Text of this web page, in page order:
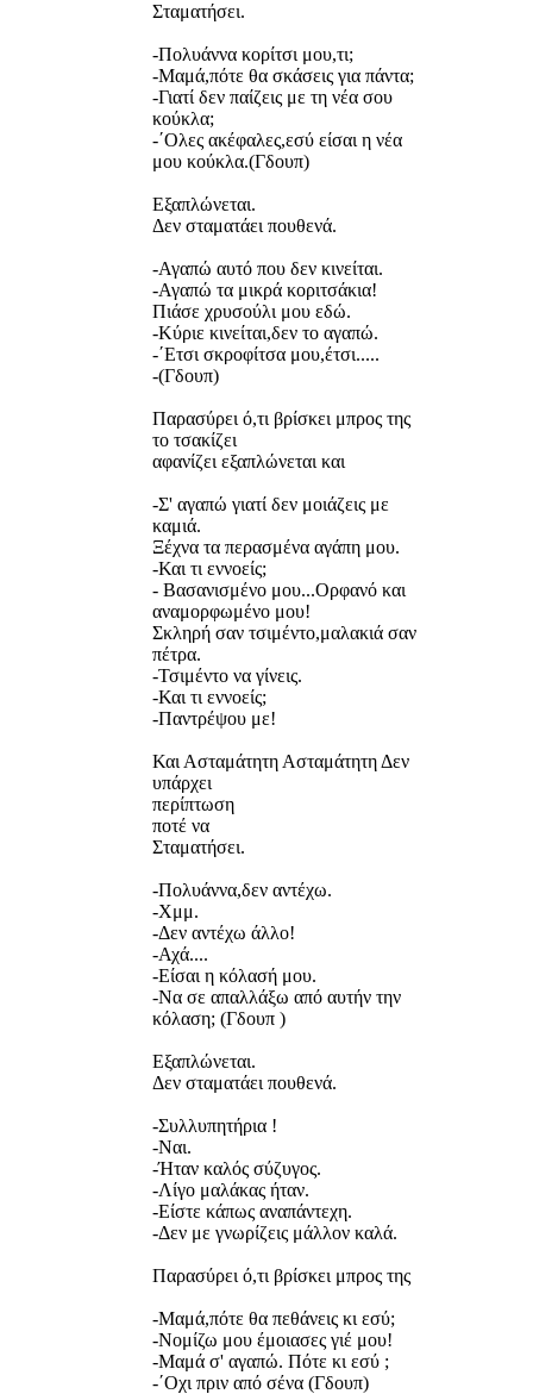
Σταματήσει.
-Πολυάννα κορίτσι μου,τι;
-Mαμά,πότε θα σκάσεις για πάντα;
-Γιατί δεν παίζεις με τη νέα σου
κούκλα;
-΄Ολες ακέφαλες,εσύ είσαι η νέα
μου κούκλα.(Γδουπ)
Εξαπλώνεται.
Δεν σταματάει πουθενά.
-Αγαπώ αυτό που δεν κινείται.
-Αγαπώ τα μικρά κοριτσάκια!
Πιάσε χρυσούλι μου εδώ.
-Κύριε κινείται,δεν το αγαπώ.
-΄Ετσι σκροφίτσα μου,έτσι.....
-(Γδουπ)
Παρασύρει ό,τι βρίσκει μπρος της
το τσακίζει
αφανίζει εξαπλώνεται και
-Σ' αγαπώ γιατί δεν μοιάζεις με
καμιά.
Ξέχνα τα περασμένα αγάπη μου.
-Και τι εννοείς;
- Βασανισμένο μου...Ορφανό και
αναμορφωμένο μου!
Σκληρή σαν τσιμέντο,μαλακιά σαν
πέτρα.
-Τσιμέντο να γίνεις.
-Και τι εννοείς;
-Παντρέψου με!
Και Ασταμάτητη Ασταμάτητη Δεν
υπάρχει
περίπτωση
ποτέ να
Σταματήσει.
-Πολυάννα,δεν αντέχω.
-Χμμ.
-Δεν αντέχω άλλο!
-Αχά....
-Είσαι η κόλασή μου.
-Να σε απαλλάξω από αυτήν την
κόλαση; (Γδουπ )
Εξαπλώνεται.
Δεν σταματάει πουθενά.
-Συλλυπητήρια !
-Ναι.
-Ήταν καλός σύζυγος.
-Λίγο μαλάκας ήταν.
-Είστε κάπως αναπάντεχη.
-Δεν με γνωρίζεις μάλλον καλά.
Παρασύρει ό,τι βρίσκει μπρος της
-Μαμά,πότε θα πεθάνεις κι εσύ;
-Nομίζω μου έμοιασες γιέ μου!
-Μαμά σ' αγαπώ. Πότε κι εσύ ;
-΄Οχι πριν από σένα (Γδουπ)